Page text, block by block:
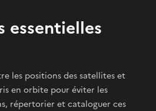
essentielles
les positions des satellites et
en orbite pour éviter les
répertorier et cataloguer ces